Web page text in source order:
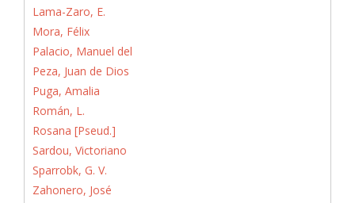
Lama-Zaro, E.
Mora, Félix
Palacio, Manuel del
Peza, Juan de Dios
Puga, Amalia
Román, L.
Rosana [Pseud.]
Sardou, Victoriano
Sparrobk, G. V.
Zahonero, José